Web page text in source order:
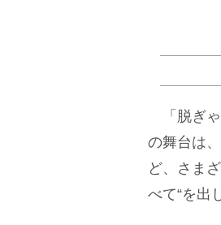
「脱ぎゃ
の舞台は
ど、さま
べて“を出